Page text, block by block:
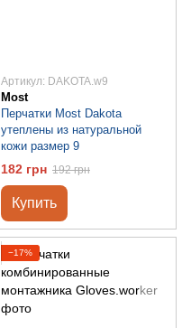
Артикул: DAKOTA.w9
Most
Перчатки Most Dakota
утеплены из натуральной
кожи размер 9
182 грн 192 грн
Купить
−17%